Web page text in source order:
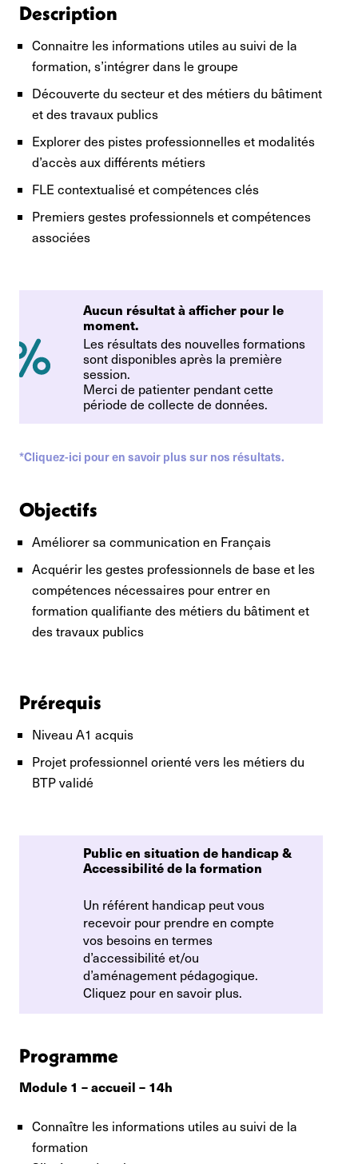
Description
Connaitre les informations utiles au suivi de la
formation, s’intégrer dans le groupe
Découverte du secteur et des métiers du bâtiment
et des travaux publics
Explorer des pistes professionnelles et modalités
d’accès aux différents métiers
FLE contextualisé et compétences clés
Premiers gestes professionnels et compétences
associées
Aucun résultat à afficher pour le
moment.
Les résultats des nouvelles formations
sont disponibles après la première
session.
Merci de patienter pendant cette
période de collecte de données.
*Cliquez-ici pour en savoir plus sur nos résultats.
Objectifs
Améliorer sa communication en Français
Acquérir les gestes professionnels de base et les
compétences nécessaires pour entrer en
formation qualifiante des métiers du bâtiment et
des travaux publics
Prérequis
Niveau A1 acquis
Projet professionnel orienté vers les métiers du
BTP validé
Public en situation de handicap &
Accessibilité de la formation
Un référent handicap peut vous
recevoir pour prendre en compte
vos besoins en termes
d’accessibilité et/ou
d’aménagement pédagogique.
Cliquez pour en savoir plus.
Programme
Module 1 – accueil – 14h
Connaître les informations utiles au suivi de la
formation